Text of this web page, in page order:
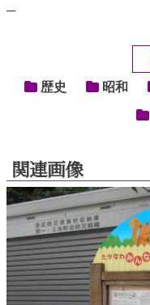
─
歴史
昭和
関連画像